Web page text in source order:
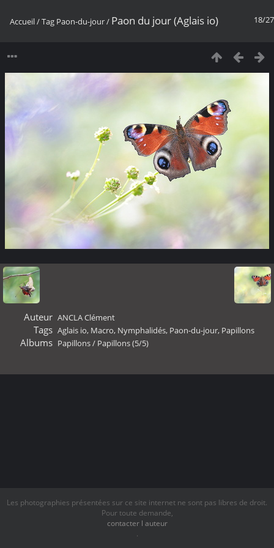
18/27
Accueil/Tag Paon-du-jour/ Paon du jour (Aglais io)
Auteur ANCLA Clément
Tags Aglais io, Macro, Nymphalidés, Paon-du-jour, Papillons
Albums Papillons/ Papillons (5/5)
Les photographies présentées sur ce site internet ne sont pas libres de droit.
Pour toute demande,
contacter l auteur
.